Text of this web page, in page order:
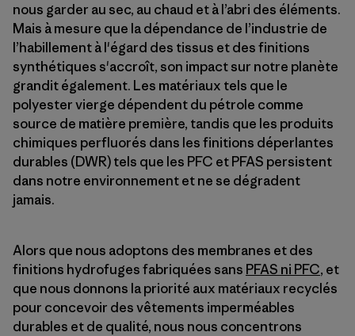
nous garder au sec, au chaud et à l’abri des éléments.
Mais à mesure que la dépendance de l’industrie de
l’habillement à l'égard des tissus et des finitions
synthétiques s'accroît, son impact sur notre planète
grandit également. Les matériaux tels que le
polyester vierge dépendent du pétrole comme
source de matière première, tandis que les produits
chimiques perfluorés dans les finitions déperlantes
durables (DWR) tels que les PFC et PFAS persistent
dans notre environnement et ne se dégradent
jamais.
Alors que nous adoptons des membranes et des
finitions hydrofuges fabriquées sans PFAS ni PFC, et
que nous donnons la priorité aux matériaux recyclés
pour concevoir des vêtements imperméables
durables et de qualité, nous nous concentrons